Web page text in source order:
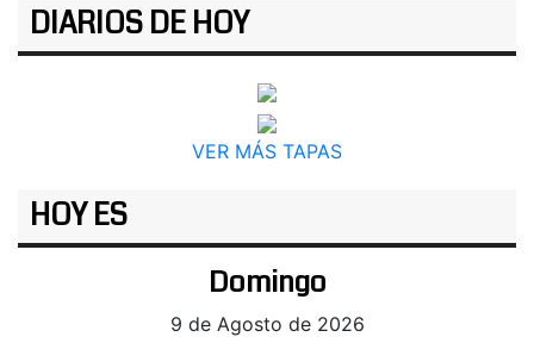
DIARIOS DE HOY
VER MÁS TAPAS
HOY ES
Domingo
9 de Agosto de 2026